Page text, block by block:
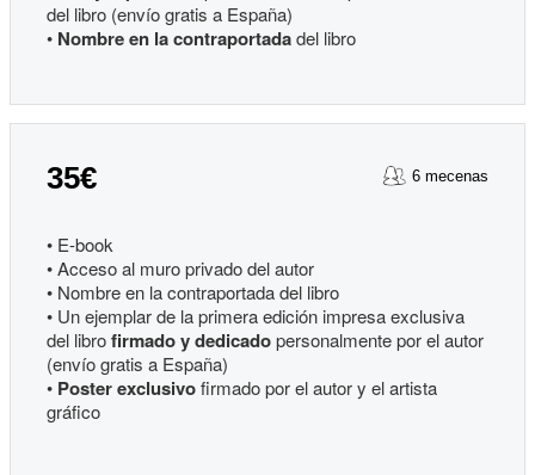
del libro (envío gratis a España)
• Nombre en la contraportadadel libro
35€ 6 mecenas
• E-book
• Acceso al muro privado del autor
• Nombre en la contraportada del libro
• Un ejemplar de la primera edición impresa exclusiva
del librofirmado y dedicadopersonalmente por el autor
(envío gratis a España)
• Poster exclusivofirmado por el autor y el artista
gráfico